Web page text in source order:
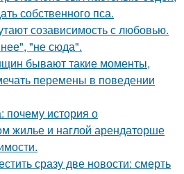
собственного пса.
созависимость с любовью.
"не сюда".
бывают такие моменты,
перемены в поведении
почему история о
жилье и наглой арендаторше
сразу две новости: смерть